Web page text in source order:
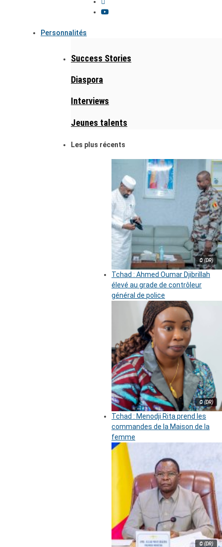
Personnalités
Success Stories
Diaspora
Interviews
Jeunes talents
Les plus récents
© (DR)
Tchad : Ahmed Oumar Djibrillah
élevé au grade de contrôleur
général de police
© (DR)
Tchad : Menodji Rita prend les
commandes de la Maison de la
femme
© (DR)